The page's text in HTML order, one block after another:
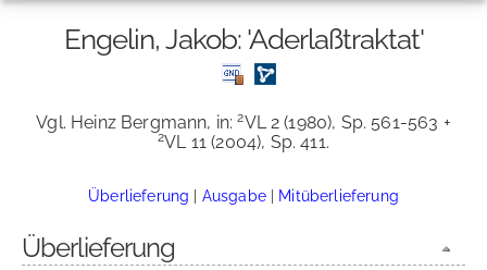
Engelin, Jakob: 'Aderlaßtraktat'
Vgl. Heinz Bergmann, in:2VL 2 (1980), Sp. 561-563 +
2VL 11 (2004), Sp. 411.
Überlieferung | Ausgabe| Mitüberlieferung
Überlieferung